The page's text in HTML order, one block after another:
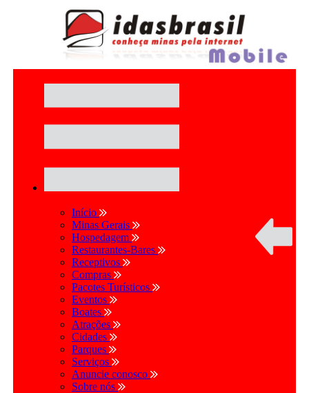
Início
Minas Gerais
Hospedagem
Restaurantes-Bares
Receptivos
Compras
Pacotes Turísticos
Eventos
Boates
Atrações
Cidades
Parques
Serviços
Anuncie conosco
Sobre nós